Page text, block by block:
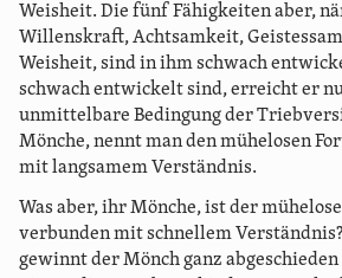
Weisheit. Die fünf Fähigkeiten aber,
Willenskraft, Achtsamkeit,
Weisheit, sind in ihm schwach
schwach entwickelt sind, erreicht er
unmittelbare Bedingung der
Mönche, nennt man den mühelosen
mit langsamem Verständnis.
Was aber, ihr Mönche, ist der
verbunden mit schnellem
gewinnt der Mönch ganz abgeschieden